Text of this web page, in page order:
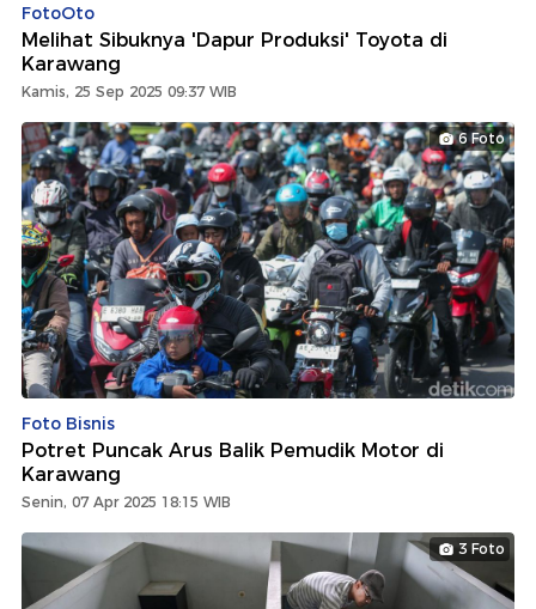
FotoOto
Melihat Sibuknya 'Dapur Produksi' Toyota di
Karawang
Kamis, 25 Sep 2025 09:37 WIB
6 Foto
Foto Bisnis
Potret Puncak Arus Balik Pemudik Motor di
Karawang
Senin, 07 Apr 2025 18:15 WIB
3 Foto